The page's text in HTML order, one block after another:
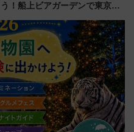
う！船上ビアガーデンで東京湾
杯……工場直送生ビールや島グ
ルメが美味い